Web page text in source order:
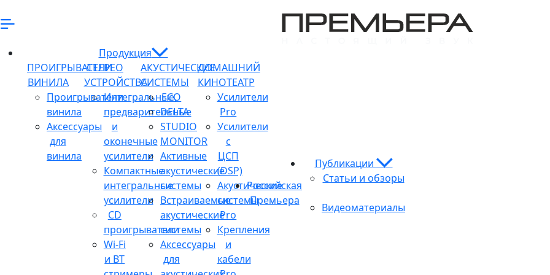
Продукция
ПРОИГРЫВАТЕЛИ
ВИНИЛА
Проигрыватели
винила
Аксессуары
для
винила
СТЕРЕО
УСТРОЙСТВА
Интегральные,
предварительные
и
оконечные
усилители
Компактные
интегральные
усилители
CD
проигрыватели
Wi-Fi
и BT
АКУСТИЧЕСКИЕ
СИСТЕМЫ
ECO
DELTA
STUDIO
MONITOR
Активные
акустические
системы
Встраиваемые
акустические
системы
Аксессуары
для
ДОМАШНИЙ
КИНОТЕАТР
Усилители
Pro
Усилители
с
ЦСП
(DSP)
Акустические
системы
Pro
Крепления
и
кабели
Российская
Премьера
Публикации
Статьи и обзоры
Видеоматериалы